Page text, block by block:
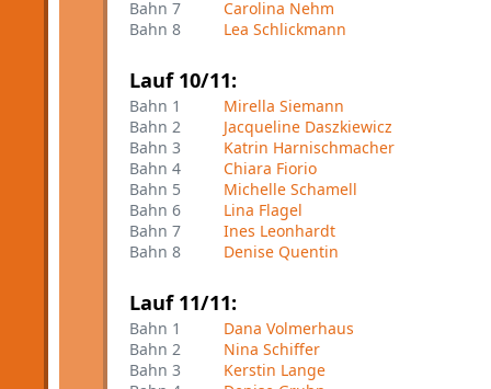
Bahn 7
Carolina Nehm
Bahn 8
Lea Schlickmann
Lauf 10/11:
Bahn 1
Mirella Siemann
Bahn 2
Jacqueline Daszkiewicz
Bahn 3
Katrin Harnischmacher
Bahn 4
Chiara Fiorio
Bahn 5
Michelle Schamell
Bahn 6
Lina Flagel
Bahn 7
Ines Leonhardt
Bahn 8
Denise Quentin
Lauf 11/11:
Bahn 1
Dana Volmerhaus
Bahn 2
Nina Schiffer
Bahn 3
Kerstin Lange